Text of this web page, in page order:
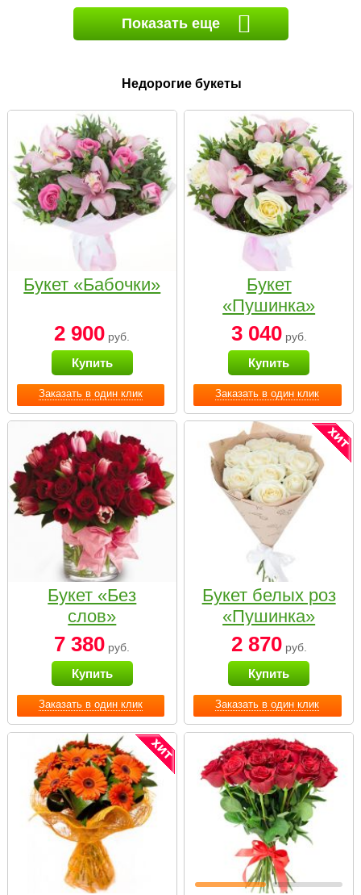
Показать еще
Недорогие букеты
Заказать в один клик
Букет «Бабочки»
2 900 руб.
Купить
Заказать в один клик
Букет
«Пушинка»
3 040руб.
Купить
Заказать в один клик
Букет «Без
слов»
7 380 руб.
Купить
Заказать в один клик
Букет белых роз
«Пушинка»
2 870руб.
Купить